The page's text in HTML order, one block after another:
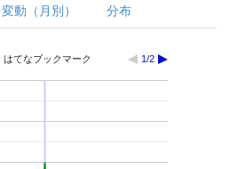
変動（月別） 分布
はてなブックマーク 1/2